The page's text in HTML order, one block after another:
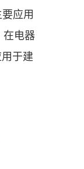
应用
在电器
于建